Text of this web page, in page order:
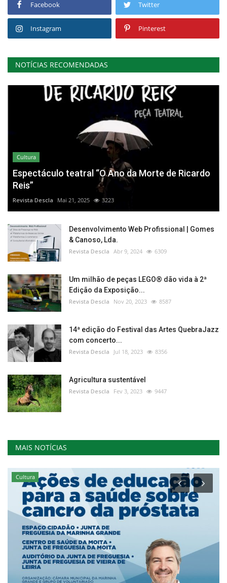
Facebook Twitter
Instagram Pinterest
NOTÍCIAS RECOMENDADAS
Cultura
Espectáculo teatral “O Ano da Morte de Ricardo
Reis”
Revista Descla Mai 21, 2025 3223
Desenvolvimento Web Profissional | Gomes
& Canoso, Lda.
Revista Descla Abr 9, 2024 6309
Um milhão de peças LEGO® dão vida à 2ª
Edição da Exposição...
Revista Descla Nov 20, 2023 8587
14ª edição do Festival das Artes QuebraJazz
com concerto...
Revista Descla Jul 18, 2023 8356
Agricultura sustentável
Revista Descla Fev 3, 2023 9447
MAIS NOTÍCIAS
Cultura